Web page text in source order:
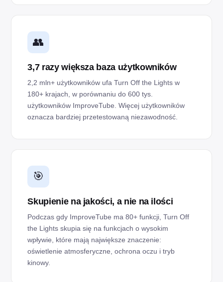
👥
3,7 razy większa baza użytkowników
2,2 mln+ użytkowników ufa Turn Off the Lights w
180+ krajach, w porównaniu do 600 tys.
użytkowników ImproveTube. Więcej użytkowników
oznacza bardziej przetestowaną niezawodność.
🎯
Skupienie na jakości, a nie na ilości
Podczas gdy ImproveTube ma 80+ funkcji, Turn Off
the Lights skupia się na funkcjach o wysokim
wpływie, które mają największe znaczenie:
oświetlenie atmosferyczne, ochrona oczu i tryb
kinowy.